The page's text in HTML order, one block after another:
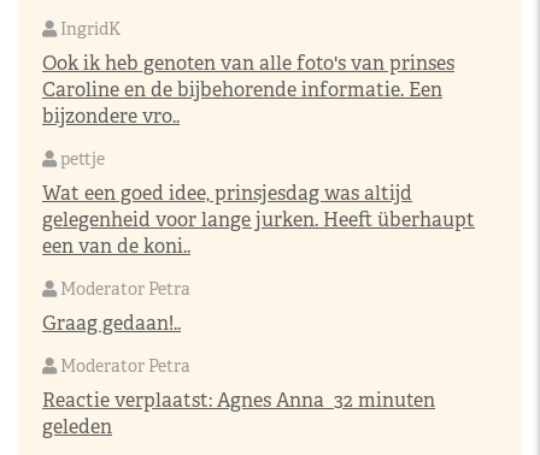
IngridK
Ook ik heb genoten van alle foto's van prinses
Caroline en de bijbehorende informatie. Een
bijzondere vro..
pettje
Wat een goed idee, prinsjesdag was altijd
gelegenheid voor lange jurken. Heeft überhaupt
een van de koni..
Moderator Petra
Graag gedaan!..
Moderator Petra
Reactie verplaatst:Agnes Anna 32 minuten
geleden